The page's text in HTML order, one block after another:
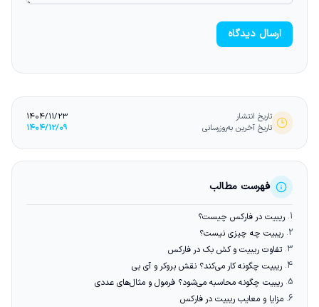
ارسال دیدگاه
تاریخ انتشار
1404/11/23
تاریخ آخرین به‌روزرسانی
1404/12/09
فهرست مطالب
1. ریبیت در فارکس چیست؟
2. ریبیت چه چیزی نیست؟
3. تفاوت ریبیت و کش بک در فارکس
4. ریبیت چگونه کار می‌کند؟ نقش بروکر و آی بی
5. ریبیت چگونه محاسبه می‌شود؟ فرمول و مثال‌های عددی
6. مزایا و معایب ریبیت در فارکس